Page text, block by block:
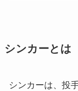
シンカーとは
シンカーは、投